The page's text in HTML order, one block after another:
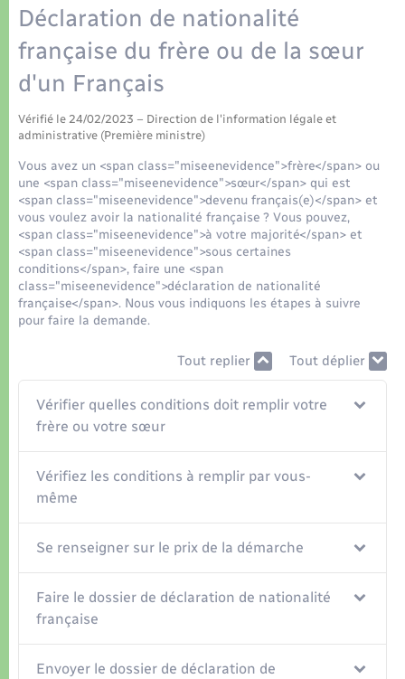
Nouvel habitant
Numérique
Organisation d’événement
Sécurité - Prévention
Commerces - Entreprises - Emploi
Voirie et espace public
Déclaration de nationalité
française du frère ou de la sœur
d'un Français
Vérifié le 24/02/2023 – Direction de l'information légale et
administrative (Première ministre)
Vous avez un <span class="miseenevidence">frère</span> ou
une <span class="miseenevidence">sœur</span> qui est
<span class="miseenevidence">devenu français(e)</span> et
vous voulez avoir la nationalité française ? Vous pouvez,
<span class="miseenevidence">à votre majorité</span> et
<span class="miseenevidence">sous certaines
conditions</span>, faire une <span
class="miseenevidence">déclaration de nationalité
française</span>. Nous vous indiquons les étapes à suivre
pour faire la demande.
Tout replier Tout déplier
Vérifier quelles conditions doit remplir votre
frère ou votre sœur
Vérifiez les conditions à remplir par vous-
même
Se renseigner sur le prix de la démarche
Faire le dossier de déclaration de nationalité
française
Envoyer le dossier de déclaration de